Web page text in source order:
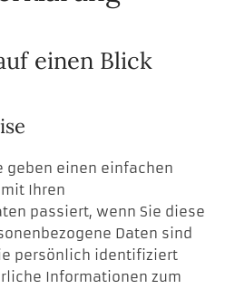
einen Blick
geben einen einfachen
Ihren
passiert, wenn Sie diese
Daten sind
persönlich identifiziert
Informationen zum